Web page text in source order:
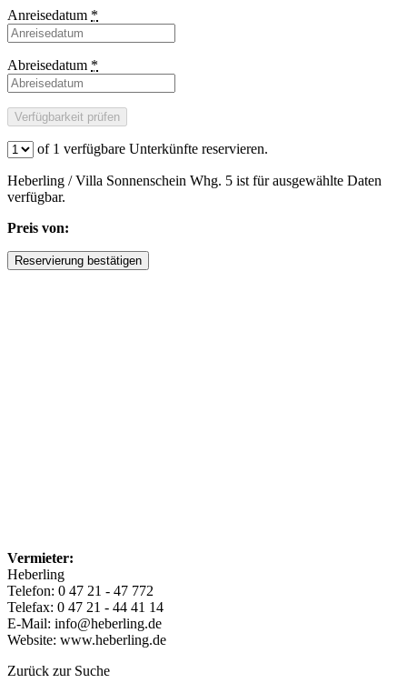
Anreisedatum *
Abreisedatum *
of 1 verfügbare Unterkünfte reservieren.
Heberling / Villa Sonnenschein Whg. 5 ist für ausgewählte Daten
verfügbar.
Preis von:
Vermieter:
Heberling
Telefon: 0 47 21 - 47 772
Telefax: 0 47 21 - 44 41 14
E-Mail: info@heberling.de
Website: www.heberling.de
Zurück zur Suche